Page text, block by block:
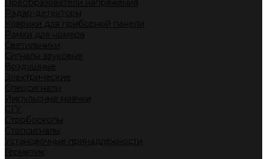
Преобразователи напряжения
Радар-детекторы
Коврики для приборной панели
Рамки для номера
Светильники
Сигналы звуковые
Воздушные
Электрические
Спецсигналы
Импульсные маячки
СГУ
Стробоскопы
Стопсигналы
Установочные принадлежности
Герметик